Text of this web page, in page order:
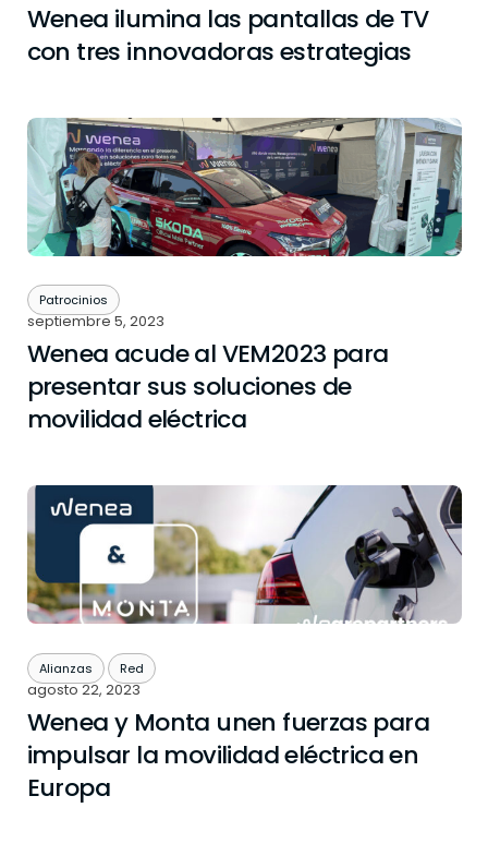
Wenea ilumina las pantallas de TV
con tres innovadoras estrategias
Patrocinios
septiembre 5, 2023
Wenea acude al VEM2023 para
presentar sus soluciones de
movilidad eléctrica
Alianzas Red
agosto 22, 2023
Wenea y Monta unen fuerzas para
impulsar la movilidad eléctrica en
Europa